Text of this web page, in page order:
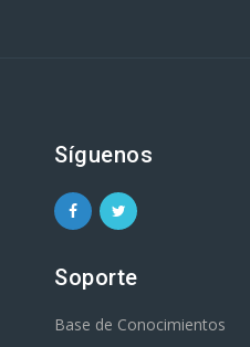
Síguenos
Soporte
Base de Conocimientos